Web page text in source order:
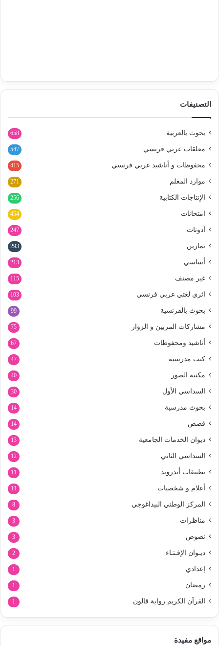
التصنيفات
بحوث بالعربية 658
معلقات عربي فرنسي 547
محفوظات و أناشيد عربي فرنسي 415
موارد المعلم 271
الإنتاجات الكتابية 256
امتحانات 454
آدونات 247
تمارين 293
أساسي 213
غير مصنف 115
اثري لغتي عربي فرنسي 103
بحوث بالفرنسية 99
مشاركات المربين و الزوار 75
أناشيد ومحفوظات 67
كتب مدرسية 47
مكتبة الصور 40
السداسي الأول 30
بحوث مدرسية 14
قصص 14
ديوان الخدمات الجامعية 13
السداسي الثاني 12
تطبيقات أندرويد 11
أعلام و شخصيات 11
المركز الوطني البيداغوجي 8
مناظرات 3
نصوص 3
ديـوان الإفـتـاء 2
إعدادي 1
رمضان 1
القرآن الكريم رواية قالون 1
مواقع مفيدة